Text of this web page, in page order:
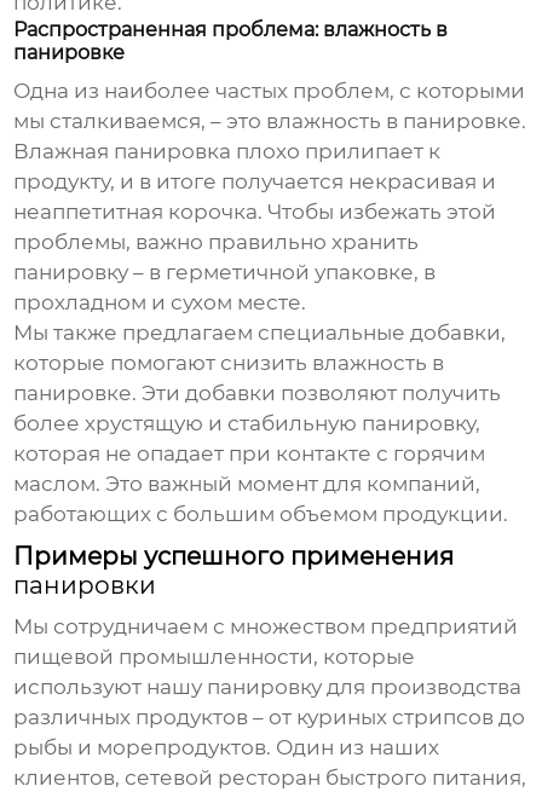
Распространенная проблема: влажность в
панировке
Одна из наиболее частых проблем, с которыми
мы сталкиваемся, – это влажность в панировке.
Влажная панировка плохо прилипает к
продукту, и в итоге получается некрасивая и
неаппетитная корочка. Чтобы избежать этой
проблемы, важно правильно хранить
панировку – в герметичной упаковке, в
прохладном и сухом месте.
Мы также предлагаем специальные добавки,
которые помогают снизить влажность в
панировке. Эти добавки позволяют получить
более хрустящую и стабильную панировку,
которая не опадает при контакте с горячим
маслом. Это важный момент для компаний,
работающих с большим объемом продукции.
Примеры успешного применения
панировки
Мы сотрудничаем с множеством предприятий
пищевой промышленности, которые
используют нашу панировку для производства
различных продуктов – от куриных стрипсов до
рыбы и морепродуктов. Один из наших
клиентов, сетевой ресторан быстрого питания,